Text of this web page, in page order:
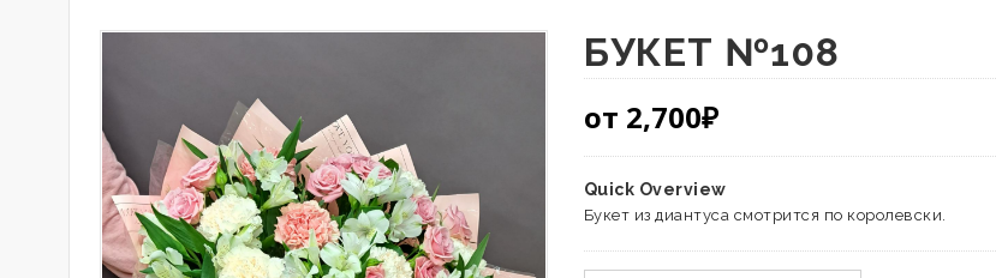
БУКЕТ №108
от 2,700₽
Quick Overview
Букет из диантуса смотрится по королевски.